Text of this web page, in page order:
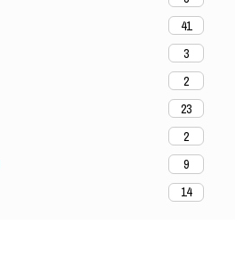
41
3
2
23
2
9
14